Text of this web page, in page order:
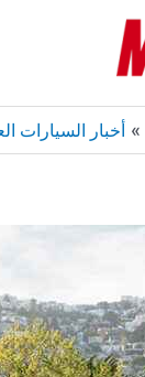
أخبار السيارات